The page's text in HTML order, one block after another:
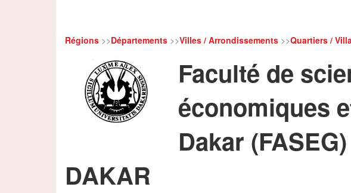
Régions >>Départements >>Villes / Arrondissements >>Quartiers /
Faculté de
économiques
Dakar
DAKAR